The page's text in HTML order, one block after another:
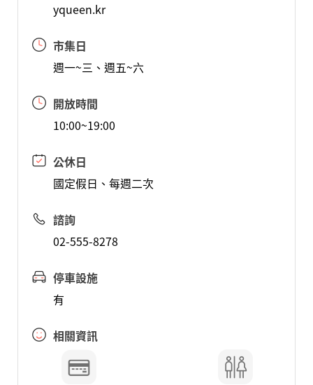
yqueen.kr
市集日
週一~三、週五~六
開放時間
10:00~19:00
公休日
國定假日、每週二次
諮詢
02-555-8278
停車設施
有
相關資訊